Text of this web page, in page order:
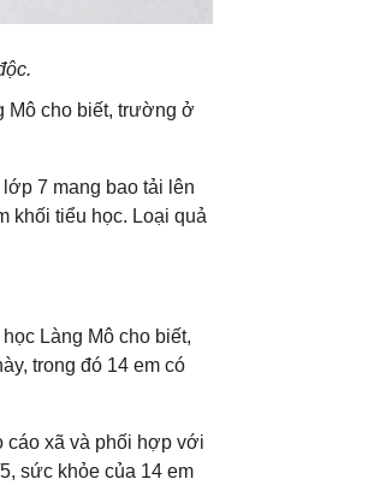
Mô cho biết, trường ở
7 mang bao tải lên
khối tiểu học. Loại quả
Làng Mô cho biết,
trong đó 14 em có
cáo xã và phối hợp với
sức khỏe của 14 em